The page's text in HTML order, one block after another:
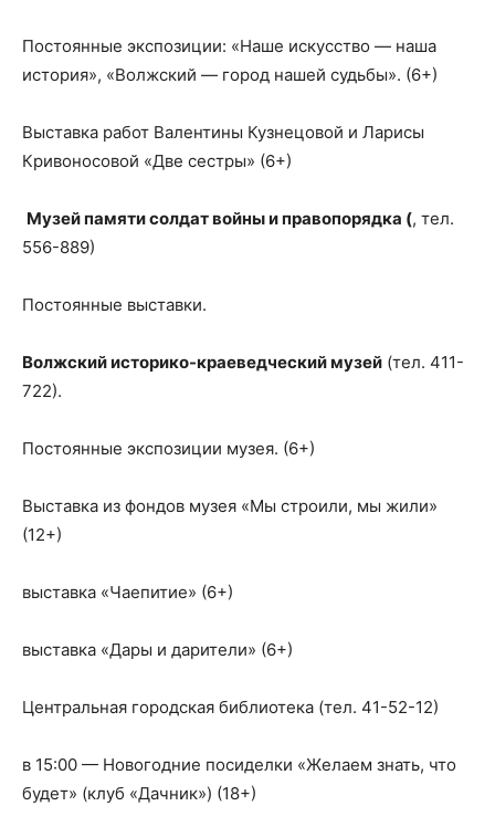
Постоянные экспозиции: «Наше искусство — наша
история», «Волжский — город нашей судьбы». (6+)
Выставка работ Валентины Кузнецовой и Ларисы
Кривоносовой «Две сестры» (6+)
Музей памяти солдат войны и правопорядка (, тел.
556-889)
Постоянные выставки.
Волжский историко-краеведческий музей (тел. 411-
722).
Постоянные экспозиции музея. (6+)
Выставка из фондов музея «Мы строили, мы жили»
(12+)
выставка «Чаепитие» (6+)
выставка «Дары и дарители» (6+)
Центральная городская библиотека (тел. 41-52-12)
в 15:00 — Новогодние посиделки «Желаем знать, что
будет» (клуб «Дачник») (18+)